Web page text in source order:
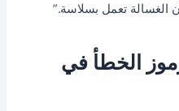
الغسالة تعمل بسلاسة.”
الخطأ في